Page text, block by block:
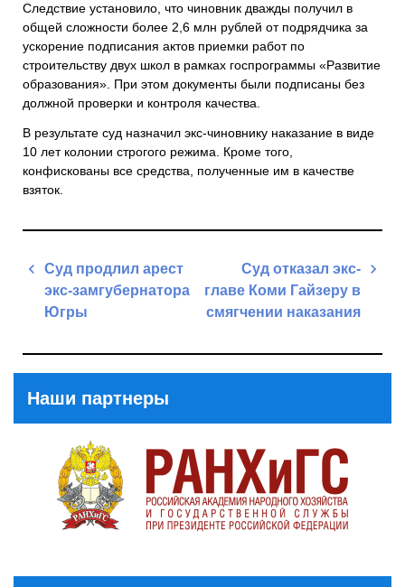
Следствие установило, что чиновник дважды получил в
общей сложности более 2,6 млн рублей от подрядчика за
ускорение подписания актов приемки работ по
строительству двух школ в рамках госпрограммы «Развитие
образования». При этом документы были подписаны без
должной проверки и контроля качества.
В результате суд назначил экс-чиновнику наказание в виде
10 лет колонии строгого режима. Кроме того,
конфискованы все средства, полученные им в качестве
взяток.
Навигация
записям
Суд продлил арест
экс-замгубернатора
Югры
Суд отказал экс-
главе Коми Гайзеру в
смягчении наказания
Наши партнеры